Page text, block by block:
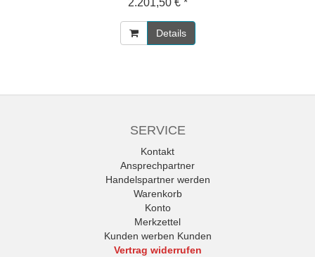
2.201,50 € *
Details
SERVICE
Kontakt
Ansprechpartner
Handelspartner werden
Warenkorb
Konto
Merkzettel
Kunden werben Kunden
Vertrag widerrufen